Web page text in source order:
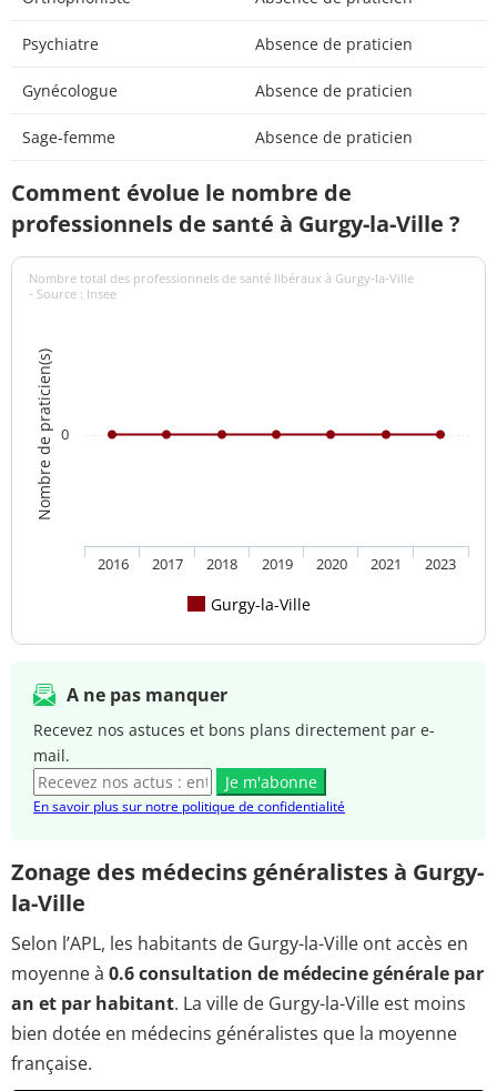
Psychiatre Absence de praticien
Gynécologue Absence de praticien
Sage-femme Absence de praticien
Comment évolue le nombre de
professionnels de santé à Gurgy-la-Ville ?
Nombre de praticien(s)
Nombre total des professionnels de santé libéraux à Gurgy-la-Ville
- Source : Insee
Gurgy-la-Ville
2016 2017 2018 2019 2020 2021 2023
0
A ne pas manquer
Recevez nos astuces et bons plans directement par e-
mail.
Je m'abonne
En savoir plus sur notre politique de confidentialité
Zonage des médecins généralistes à Gurgy-
la-Ville
Selon l’APL, les habitants de Gurgy-la-Ville ont accès en
moyenne à 0.6 consultation de médecine générale par
an et par habitant. La ville de Gurgy-la-Ville est moins
bien dotée en médecins généralistes que la moyenne
française.